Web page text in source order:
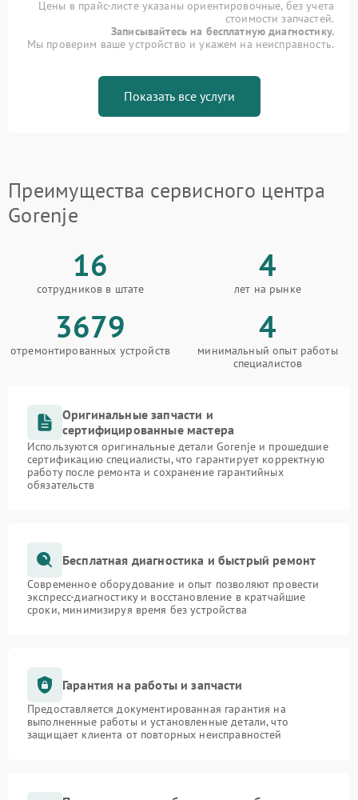
Цены в прайс-листе указаны ориентировочные, без учета
стоимости запчастей.
Записывайтесь на бесплатную диагностику.
Мы проверим ваше устройство и укажем на неисправность.
Показать все услуги
Преимущества сервисного центра
Gorenje
16
сотрудников в штате
4
лет на рынке
3679
отремонтированных устройств
4
минимальный опыт работы
специалистов
Оригинальные запчасти и
сертифицированные мастера
Используются оригинальные детали Gorenje и прошедшие
сертификацию специалисты, что гарантирует корректную
работу после ремонта и сохранение гарантийных
обязательств
Бесплатная диагностика и быстрый ремонт
Современное оборудование и опыт позволяют провести
экспресс-диагностику и восстановление в кратчайшие
сроки, минимизируя время без устройства
Гарантия на работы и запчасти
Предоставляется документированная гарантия на
выполненные работы и установленные детали, что
защищает клиента от повторных неисправностей